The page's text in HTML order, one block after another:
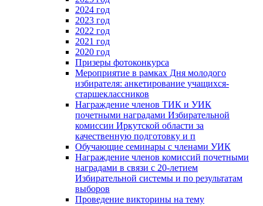
2024 год
2023 год
2022 год
2021 год
2020 год
Призеры фотоконкурса
Мероприятие в рамках Дня молодого
избирателя: анкетирование учащихся-
старшеклассников
Награждение членов ТИК и УИК
почетными наградами Избирательной
комиссии Иркутской области за
качественную подготовку и п
Обучающие семинары с членами УИК
Награждение членов комиссий почетными
наградами в связи с 20-летием
Избирательной системы и по результатам
выборов
Проведение викторины на тему